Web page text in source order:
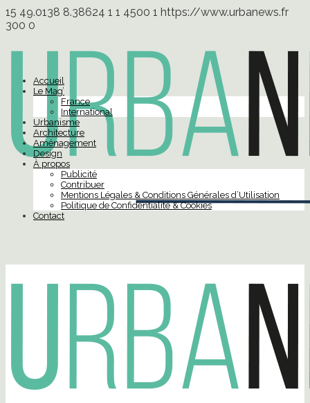
15 49.0138 8.38624 1 1 4500 1 https://www.urbanews.fr
300 0
Accueil
Le Mag’
France
International
Urbanisme
Architecture
Aménagement
Design
À propos
Publicité
Contribuer
Mentions Légales & Conditions Générales d’Utilisation
Politique de Confidentialité & Cookies
Contact